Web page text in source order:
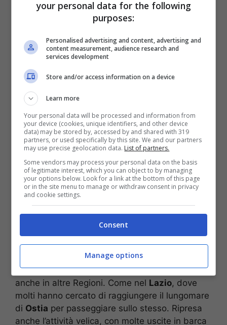
cittadini. Rimane infatti in vigore l’obbligo della
mascherina all’aperto ed il rispetto del
notizie, con la possibilità di cenare nei locali,
salvo il rispetto del coprifuoco imposto alle 22.
Folla anche in altre regioni
Folla anche nella città capitolina (Foto di Davide Cattini da
Pixabay)
Ma l’esodo di questo fine settimana si assiste
anche in altre Regioni. Come nel Lazio, dove
molti hanno cercato di raggiungere il lungomare
di Ostia per passeggiare sullo stesso. Ripresa
anche l’attività velica, con molte uscite in barca
your personal data for the following
purposes:
Personalised advertising and content, advertising and
content measurement, audience research and
services development
Store and/or access information on a device
Learn more
Your personal data will be processed and information from
your device (cookies, unique identifiers, and other device
data) may be stored by, accessed by and shared with 319
partners, or used specifically by this site. We and our partners
may use precise geolocation data. List of partners.
Some vendors may process your personal data on the basis
of legitimate interest, which you can object to by managing
your options below. Look for a link at the bottom of this page
or in the site menu to manage or withdraw consent in privacy
and cookie settings.
Consent
Manage options